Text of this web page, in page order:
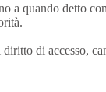
quando detto
di accesso,